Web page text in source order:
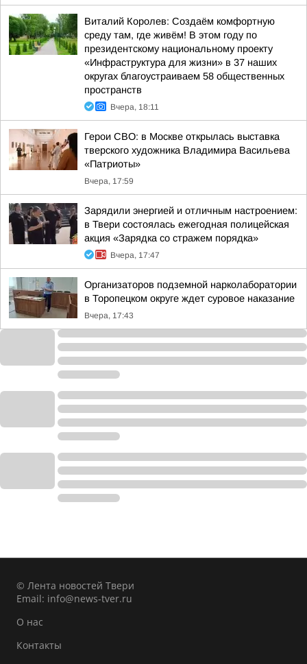
Виталий Королев: Создаём комфортную
среду там, где живём! В этом году по
президентскому национальному проекту
«Инфраструктура для жизни» в 37 наших
округах благоустраиваем 58 общественных
пространств
Вчера, 18:11
Герои СВО: в Москве открылась выставка
тверского художника Владимира Васильева
«Патриоты»
Вчера, 17:59
Зарядили энергией и отличным настроением:
в Твери состоялась ежегодная полицейская
акция «Зарядка со стражем порядка»
Вчера, 17:47
Организаторов подземной нарколаборатории
в Торопецком округе ждет суровое наказание
Вчера, 17:43
© Лента новостей Твери
Email: info@news-tver.ru
О нас
Контакты